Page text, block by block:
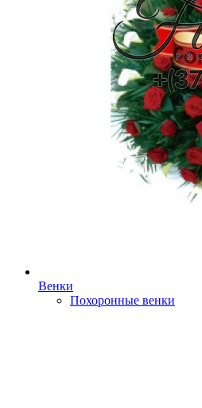
Венки
Похоронные венки